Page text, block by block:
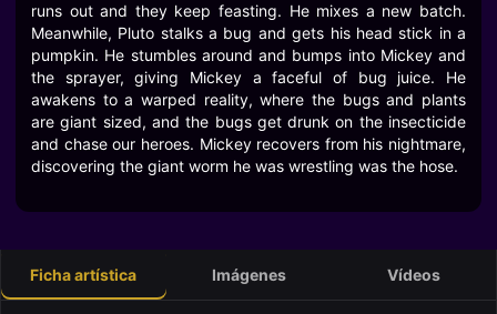
runs out and they keep feasting. He mixes a new batch.
Meanwhile, Pluto stalks a bug and gets his head stick in a
pumpkin. He stumbles around and bumps into Mickey and
the sprayer, giving Mickey a faceful of bug juice. He
awakens to a warped reality, where the bugs and plants
are giant sized, and the bugs get drunk on the insecticide
and chase our heroes. Mickey recovers from his nightmare,
discovering the giant worm he was wrestling was the hose.
Ficha artística Imágenes Vídeos